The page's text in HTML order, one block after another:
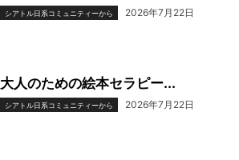
シアトル日系コミュニティーから 2026年7月22日
大人のための絵本セラピー...
シアトル日系コミュニティーから 2026年7月22日